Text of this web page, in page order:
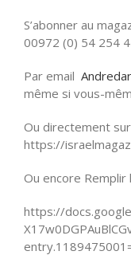
S’abonner au
00972 (0) 54 254
Par email
même si vous-
Ou directement
https://
Ou encore
https://